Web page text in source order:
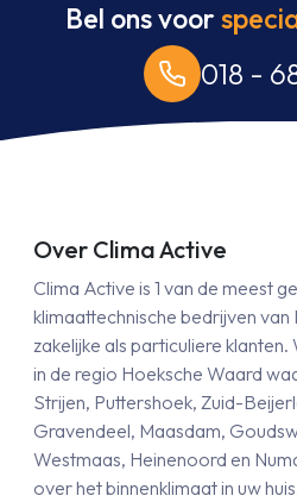
Bel ons voor
018 -
Over Clima Active
Clima Active is 1 van de meest
klimaattechnische bedrijven
zakelijke als particuliere
in de regio Hoeksche Waard
Strijen, Puttershoek, Zuid-
Gravendeel, Maasdam,
Westmaas, Heinenoord en
over het binnenklimaat in uw